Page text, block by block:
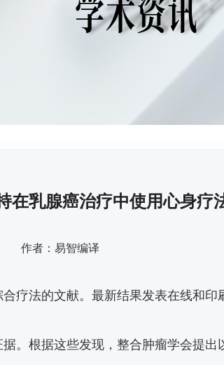
在乳腺癌治疗中使用心身疗
作者：易智编译
疗法的文献。 最新结果发表在线和印
。 根据这些发现，整合肿瘤学会提出